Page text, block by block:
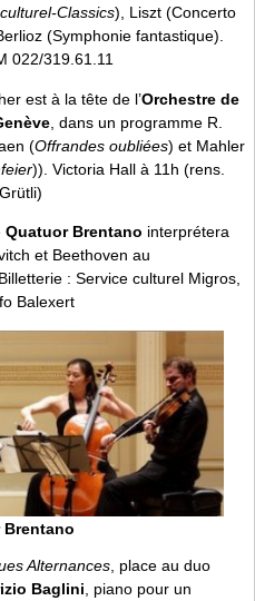
Classics), Liszt (Concerto
(Symphonie fantastique).
022/319.61.11
est à la tête de l’Orchestre de
, dans un programme R.
(Offrandes oubliées) et Mahler
)). Victoria Hall à 11h (rens.
Quatuor Brentano interprétera
et Beethoven au
: Service culturel Migros,
Balexert
Brentano
Alternances , place au duo
Baglini , piano pour un